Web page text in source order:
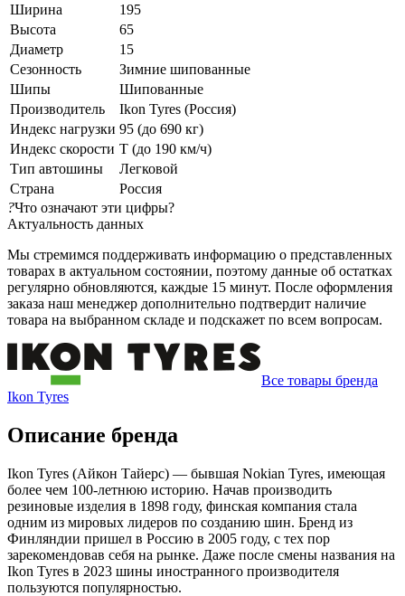
Ширина
195
Высота
65
Диаметр
15
Сезонность
Зимние шипованные
Шипы
Шипованные
Производитель
Ikon Tyres (Россия)
Индекс нагрузки 95 (до 690 кг)
Индекс скорости T (до 190 км/ч)
Тип автошины
Легковой
Страна
Россия
?Что означают эти цифры?
Актуальность данных
Мы стремимся поддерживать информацию о представленных
товарах в актуальном состоянии, поэтому данные об остатках
регулярно обновляются, каждые 15 минут. После оформления
заказа наш менеджер дополнительно подтвердит наличие
товара на выбранном складе и подскажет по всем вопросам.
Все товары бренда
Ikon Tyres
Описание бренда
Ikon Tyres (Айкон Тайерс) — бывшая Nokian Tyres, имеющая
более чем 100-летнюю историю. Начав производить
резиновые изделия в 1898 году, финская компания стала
одним из мировых лидеров по созданию шин. Бренд из
Финляндии пришел в Россию в 2005 году, с тех пор
зарекомендовав себя на рынке. Даже после смены названия на
Ikon Tyres в 2023 шины иностранного производителя
пользуются популярностью.